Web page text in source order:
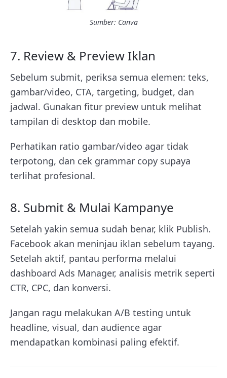
Sumber: Canva
7. Review & Preview Iklan
Sebelum submit, periksa semua elemen: teks,
gambar/video, CTA, targeting, budget, dan
jadwal. Gunakan fitur preview untuk melihat
tampilan di desktop dan mobile.
Perhatikan ratio gambar/video agar tidak
terpotong, dan cek grammar copy supaya
terlihat profesional.
8. Submit & Mulai Kampanye
Setelah yakin semua sudah benar, klik Publish.
Facebook akan meninjau iklan sebelum tayang.
Setelah aktif, pantau performa melalui
dashboard Ads Manager, analisis metrik seperti
CTR, CPC, dan konversi.
Jangan ragu melakukan A/B testing untuk
headline, visual, dan audience agar
mendapatkan kombinasi paling efektif.